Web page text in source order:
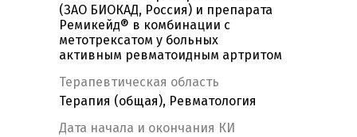
(ЗАО БИОКАД, Россия) и препарата
Ремикейд® в комбинации с
метотрексатом у больных
активным ревматоидным артритом
Терапевтическая область
Терапия (общая), Ревматология
Дата начала и окончания КИ